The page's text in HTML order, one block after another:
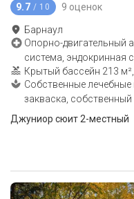
9.7 / 10 9 оценок
Барнаул
Опорно-двигательный
система, эндокринная
Крытый бассейн 213
Собственные
закваска,
Джуниор сюит 2-местный